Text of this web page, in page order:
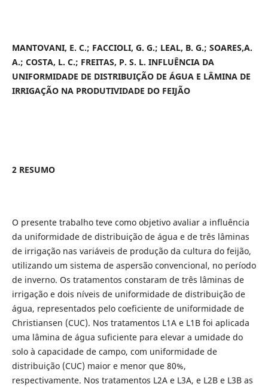
MANTOVANI, E. C.; FACCIOLI, G. G.; LEAL, B. G.; SOARES,A.
A.; COSTA, L. C.; FREITAS, P. S. L. INFLUÊNCIA DA
UNIFORMIDADE DE DISTRIBUIÇÃO DE ÁGUA E LÂMINA DE
IRRIGAÇÃO NA PRODUTIVIDADE DO FEIJÃO
2 RESUMO
O presente trabalho teve como objetivo avaliar a influência
da uniformidade de distribuição de água e de três lâminas
de irrigação nas variáveis de produção da cultura do feijão,
utilizando um sistema de aspersão convencional, no período
de inverno. Os tratamentos constaram de três lâminas de
irrigação e dois níveis de uniformidade de distribuição de
água, representados pelo coeficiente de uniformidade de
Christiansen (CUC). Nos tratamentos L1A e L1B foi aplicada
uma lâmina de água suficiente para elevar a umidade do
solo à capacidade de campo, com uniformidade de
distribuição (CUC) maior e menor que 80%,
respectivamente. Nos tratamentos L2A e L3A, e L2B e L3B as